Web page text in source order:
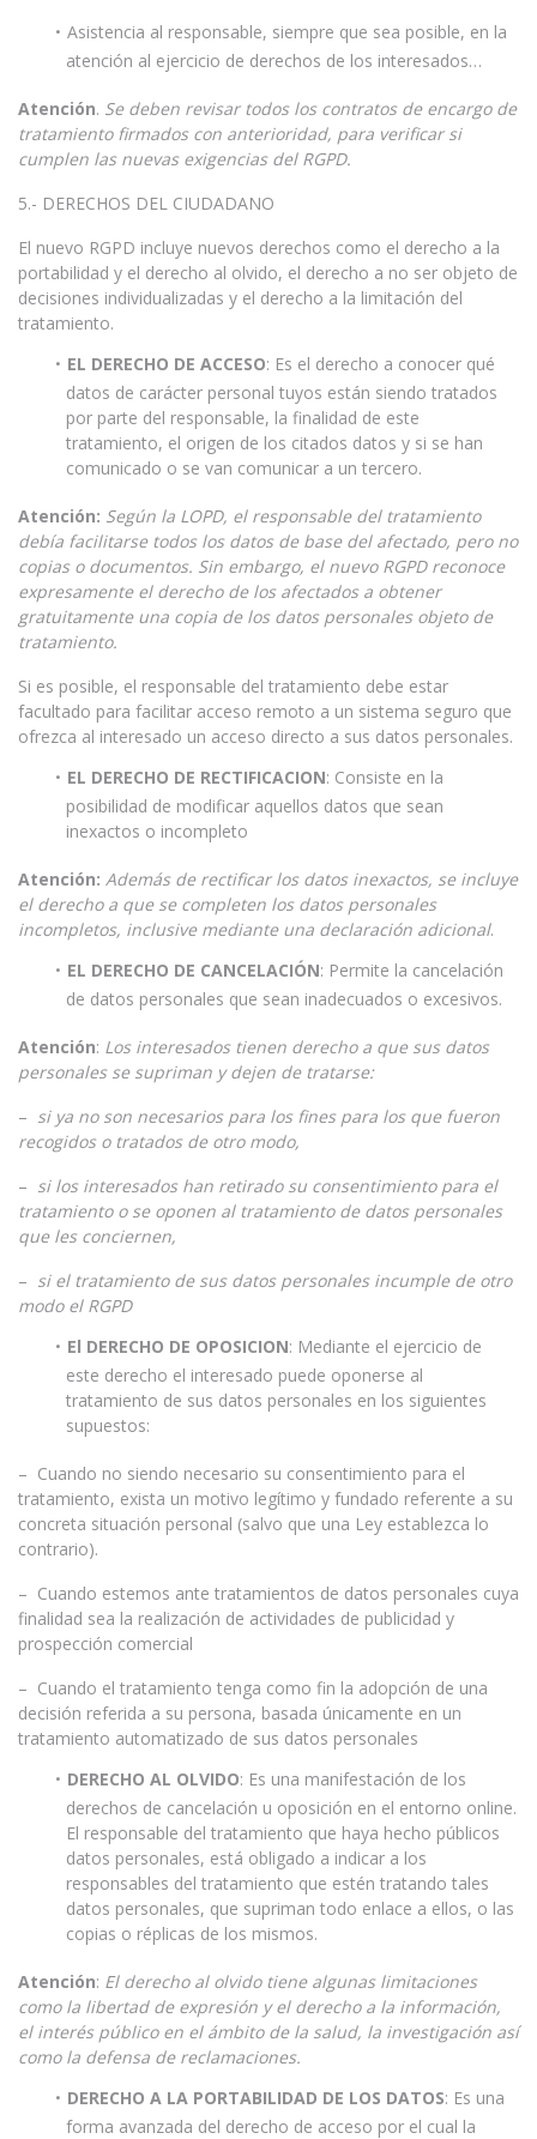
Asistencia al responsable, siempre que sea posible, en la
atención al ejercicio de derechos de los interesados…
Atención. Se deben revisar todos los contratos de encargo de
tratamiento firmados con anterioridad, para verificar si
cumplen las nuevas exigencias del RGPD.
5.- DERECHOS DEL CIUDADANO
El nuevo RGPD incluye nuevos derechos como el derecho a la
portabilidad y el derecho al olvido, el derecho a no ser objeto de
decisiones individualizadas y el derecho a la limitación del
tratamiento.
EL DERECHO DE ACCESO: Es el derecho a conocer qué
datos de carácter personal tuyos están siendo tratados
por parte del responsable, la finalidad de este
tratamiento, el origen de los citados datos y si se han
comunicado o se van comunicar a un tercero.
Atención: Según la LOPD, el responsable del tratamiento
debía facilitarse todos los datos de base del afectado, pero no
copias o documentos. Sin embargo, el nuevo RGPD reconoce
expresamente el derecho de los afectados a obtener
gratuitamente una copia de los datos personales objeto de
tratamiento.
Si es posible, el responsable del tratamiento debe estar
facultado para facilitar acceso remoto a un sistema seguro que
ofrezca al interesado un acceso directo a sus datos personales.
EL DERECHO DE RECTIFICACION: Consiste en la
posibilidad de modificar aquellos datos que sean
inexactos o incompleto
Atención: Además de rectificar los datos inexactos, se incluye
el derecho a que se completen los datos personales
incompletos, inclusive mediante una declaración adicional.
EL DERECHO DE CANCELACIÓN: Permite la cancelación
de datos personales que sean inadecuados o excesivos.
Atención: Los interesados tienen derecho a que sus datos
personales se supriman y dejen de tratarse:
– si ya no son necesarios para los fines para los que fueron
recogidos o tratados de otro modo,
– si los interesados han retirado su consentimiento para el
tratamiento o se oponen al tratamiento de datos personales
que les conciernen,
– si el tratamiento de sus datos personales incumple de otro
modo el RGPD
El DERECHO DE OPOSICION: Mediante el ejercicio de
este derecho el interesado puede oponerse al
tratamiento de sus datos personales en los siguientes
supuestos:
– Cuando no siendo necesario su consentimiento para el
tratamiento, exista un motivo legítimo y fundado referente a su
concreta situación personal (salvo que una Ley establezca lo
contrario).
– Cuando estemos ante tratamientos de datos personales cuya
finalidad sea la realización de actividades de publicidad y
prospección comercial
– Cuando el tratamiento tenga como fin la adopción de una
decisión referida a su persona, basada únicamente en un
tratamiento automatizado de sus datos personales
DERECHO AL OLVIDO: Es una manifestación de los
derechos de cancelación u oposición en el entorno online.
El responsable del tratamiento que haya hecho públicos
datos personales, está obligado a indicar a los
responsables del tratamiento que estén tratando tales
datos personales, que supriman todo enlace a ellos, o las
copias o réplicas de los mismos.
Atención: El derecho al olvido tiene algunas limitaciones
como la libertad de expresión y el derecho a la información,
el interés público en el ámbito de la salud, la investigación así
como la defensa de reclamaciones.
DERECHO A LA PORTABILIDAD DE LOS DATOS: Es una
forma avanzada del derecho de acceso por el cual la